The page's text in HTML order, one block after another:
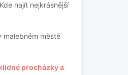
najít nejkrásnější
malebném městě
procházky a